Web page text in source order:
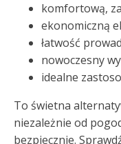
komfortową,
ekonomiczną
łatwość
nowoczesny
idealne
To świetna
niezależnie od
bezpiecznie.